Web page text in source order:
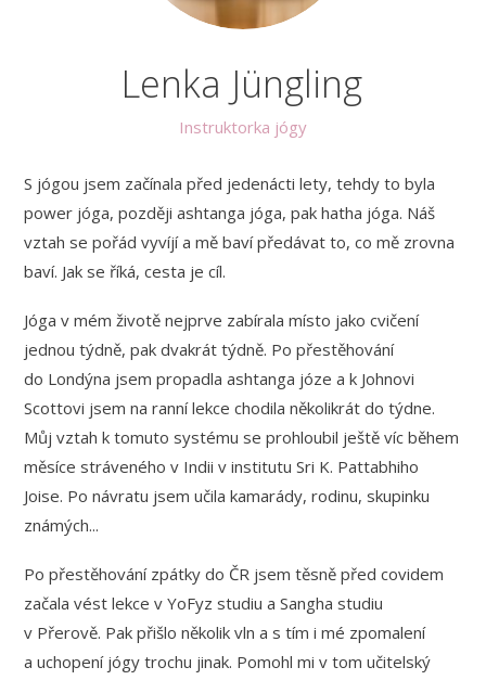
Lenka Jüngling
Instruktorka jógy
S jógou jsem začínala před jedenácti lety, tehdy to byla
power jóga, později ashtanga jóga, pak hatha jóga. Náš
vztah se pořád vyvíjí a mě baví předávat to, co mě zrovna
baví. Jak se říká, cesta je cíl.
Jóga v mém životě nejprve zabírala místo jako cvičení
jednou týdně, pak dvakrát týdně. Po přestěhování
do Londýna jsem propadla ashtanga józe a k Johnovi
Scottovi jsem na ranní lekce chodila několikrát do týdne.
Můj vztah k tomuto systému se prohloubil ještě víc během
měsíce stráveného v Indii v institutu Sri K. Pattabhiho
Joise. Po návratu jsem učila kamarády, rodinu, skupinku
známých...
Po přestěhování zpátky do ČR jsem těsně před covidem
začala vést lekce v YoFyz studiu a Sangha studiu
v Přerově. Pak přišlo několik vln a s tím i mé zpomalení
a uchopení jógy trochu jinak. Pomohl mi v tom učitelský